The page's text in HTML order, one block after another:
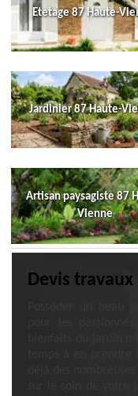
Etetage 87 Haute-
Jardinier 87 Haute-
Artisan paysagiste 87
Vienne
Devis